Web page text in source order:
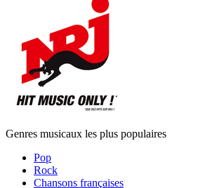
Genres musicaux les plus populaires
Pop
Rock
Chansons françaises